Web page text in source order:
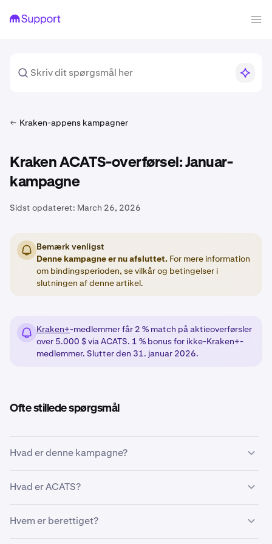
Kraken-appens kampagner
Kraken ACATS-overførsel: Januar-
kampagne
Sidst opdateret: March 26, 2026
Bemærk venligst
Denne kampagne er nu afsluttet. For mere information
om bindingsperioden, se vilkår og betingelser i
slutningen af denne artikel.
Kraken+-medlemmer får 2 % match på aktieoverførsler
over 5.000 $ via ACATS. 1 % bonus for ikke-Kraken+-
medlemmer. Slutter den 31. januar 2026.
Ofte stillede spørgsmål
Hvad er denne kampagne?
Et tidsbegrænset incitamentstilbud til kvalificerede
kvalificerede overførsler af aktier/ETF'er til Kraken
Securities via ACATS. Kraken+-abonnenter er berettiget
Hvad er ACATS?
ACATS står for Automated Customer Account Transfer
Service. Det er et elektronisk system, der automatiserer
Hvem er berettiget?